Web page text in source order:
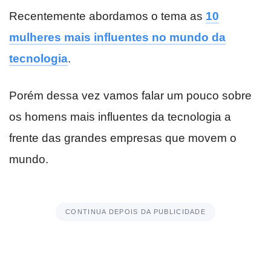
Recentemente abordamos o tema as 10
mulheres mais influentes no mundo da
tecnologia.
Porém dessa vez vamos falar um pouco sobre
os homens mais influentes da tecnologia a
frente das grandes empresas que movem o
mundo.
CONTINUA DEPOIS DA PUBLICIDADE